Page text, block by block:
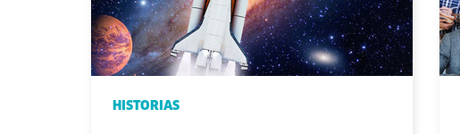
HISTORIAS